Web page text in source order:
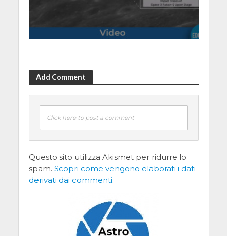
Add Comment
Click here to post a comment
Questo sito utilizza Akismet per ridurre lo
spam. Scopri come vengono elaborati i dati
derivati dai commenti.